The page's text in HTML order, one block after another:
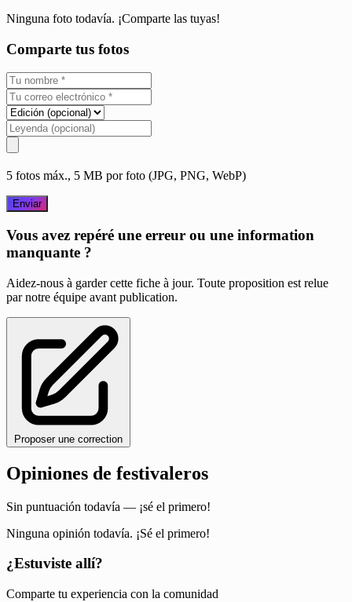
Ninguna foto todavía. ¡Comparte las tuyas!
Comparte tus fotos
5 fotos máx., 5 MB por foto (JPG, PNG, WebP)
Enviar
Vous avez repéré une erreur ou une information
manquante ?
Aidez-nous à garder cette fiche à jour. Toute proposition est relue
par notre équipe avant publication.
Proposer une correction
Opiniones de festivaleros
Sin puntuación todavía — ¡sé el primero!
Ninguna opinión todavía. ¡Sé el primero!
¿Estuviste allí?
Comparte tu experiencia con la comunidad